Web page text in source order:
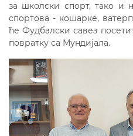
за школски спорт, тако и
спортова - кошарке,
ће Фудбалски савез
повратку са Мундијала.